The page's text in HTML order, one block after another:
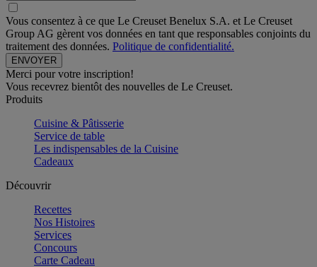
Vous consentez à ce que Le Creuset Benelux S.A. et Le Creuset
Group AG gèrent vos données en tant que responsables conjoints du
traitement des données. Politique de confidentialité.
Merci pour votre inscription!
Vous recevrez bientôt des nouvelles de Le Creuset.
Produits
Cuisine & Pâtisserie
Service de table
Les indispensables de la Cuisine
Cadeaux
Découvrir
Recettes
Nos Histoires
Services
Concours
Carte Cadeau